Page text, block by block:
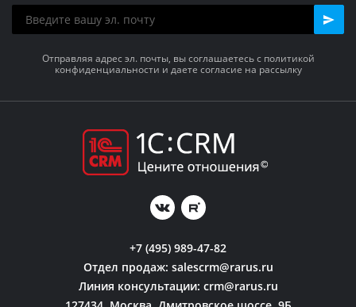
Отправляя адрес эл. почты, вы соглашаетесь с политикой
конфиденциальности и даете согласие на рассылку
+7 (495) 989-47-82
Отдел продаж: salescrm@rarus.ru
Линия консультации: crm@rarus.ru